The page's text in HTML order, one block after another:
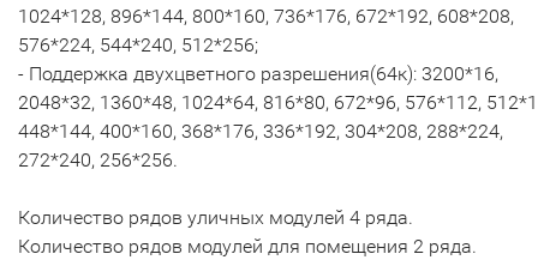
1024*128, 896*144, 800*160, 736*176, 672*192, 608*208,
576*224, 544*240, 512*256;
- Поддержка двухцветного разрешения(64к): 3200*16,
2048*32, 1360*48, 1024*64, 816*80, 672*96, 576*112,
448*144, 400*160, 368*176, 336*192, 304*208, 288*224,
272*240, 256*256.
Количество рядов уличных модулей 4 ряда.
Количество рядов модулей для помещения 2 ряда.